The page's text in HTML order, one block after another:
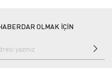
OLMAK İÇİN